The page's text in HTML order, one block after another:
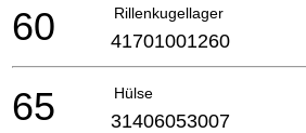
Rillenkugellager
60 41701001260
Hülse
65 31406053007